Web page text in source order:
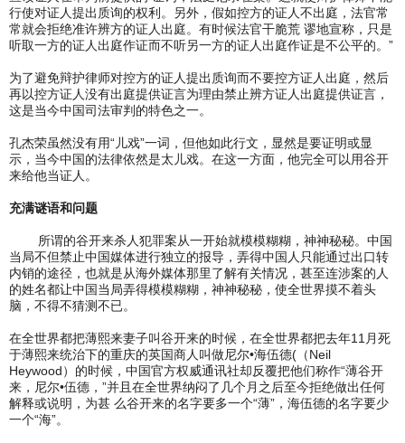
行使对证人提出质询的权利。另外，假如控方的证人不出庭，法官常
常就会拒绝准许辨方的证人出庭。有时候法官干脆荒 谬地宣称，只是
听取一方的证人出庭作证而不听另一方的证人出庭作证是不公平的。”
为了避免辩护律师对控方的证人提出质询而不要控方证人出庭，然后
再以控方证人没有出庭提供证言为理由禁止辨方证人出庭提供证言，
这是当今中国司法审判的特色之一。
孔杰荣虽然没有用“儿戏”一词，但他如此行文，显然是要证明或显
示，当今中国的法律依然是太儿戏。在这一方面，他完全可以用谷开
来给他当证人。
充满谜语和问题
所谓的谷开来杀人犯罪案从一开始就模模糊糊，神神秘秘。中国
当局不但禁止中国媒体进行独立的报导，弄得中国人只能通过出口转
内销的途径，也就是从海外媒体那里了解有关情况，甚至连涉案的人
的姓名都让中国当局弄得模模糊糊，神神秘秘，使全世界摸不着头
脑，不得不猜测不已。
在全世界都把薄熙来妻子叫谷开来的时候，在全世界都把去年11月死
于薄熙来统治下的重庆的英国商人叫做尼尔•海伍德(（Neil
Heywood）的时候，中国官方权威通讯社却反覆把他们称作“薄谷开
来，尼尔•伍德，”并且在全世界纳闷了几个月之后至今拒绝做出任何
解释或说明，为甚 么谷开来的名字要多一个“薄”，海伍德的名字要少
一个“海”。